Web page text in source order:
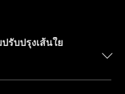
รับปรุงเส้นใย